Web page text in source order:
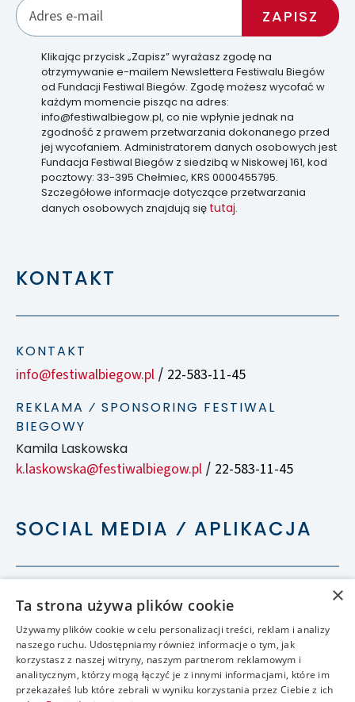
Klikając przycisk „Zapisz” wyrażasz zgodę na
otrzymywanie e-mailem Newslettera Festiwalu Biegów
od Fundacji Festiwal Biegów. Zgodę możesz wycofać w
każdym momencie pisząc na adres:
info@festiwalbiegow.pl, co nie wpłynie jednak na
zgodność z prawem przetwarzania dokonanego przed
jej wycofaniem. Administratorem danych osobowych jest
Fundacja Festiwal Biegów z siedzibą w Niskowej 161, kod
pocztowy: 33-395 Chełmiec, KRS 0000455795.
Szczegółowe informacje dotyczące przetwarzania
danych osobowych znajdują się tutaj.
KONTAKT
KONTAKT
info@festiwalbiegow.pl / 22-583-11-45
REKLAMA ⁄ SPONSORING FESTIWAL
BIEGOWY
Kamila Laskowska
k.laskowska@festiwalbiegow.pl / 22-583-11-45
SOCIAL MEDIA ⁄ APLIKACJA
×
Ta strona używa plików cookie
Używamy plików cookie w celu personalizacji treści, reklam i analizy
naszego ruchu. Udostępniamy również informacje o tym, jak
korzystasz z naszej witryny, naszym partnerom reklamowym i
analitycznym, którzy mogą łączyć je z innymi informacjami, które im
przekazałeś lub które zebrali w wyniku korzystania przez Ciebie z ich